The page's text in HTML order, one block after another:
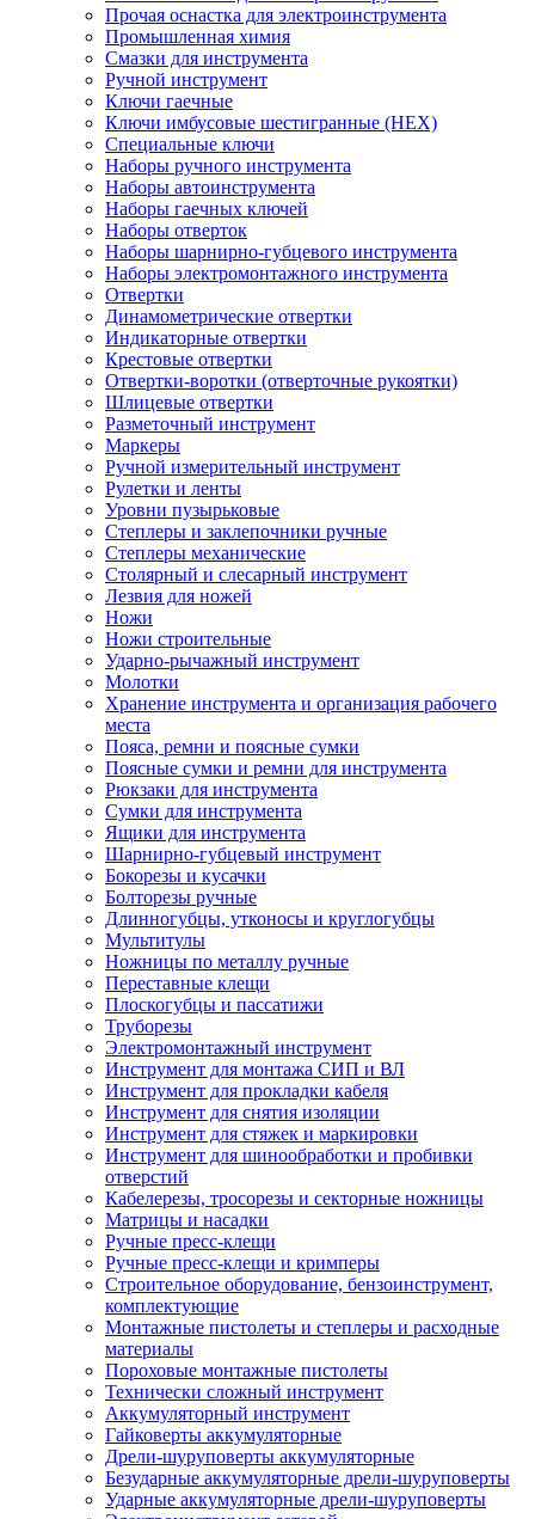
Прочая оснастка для электроинструмента
Промышленная химия
Смазки для инструмента
Ручной инструмент
Ключи гаечные
Ключи имбусовые шестигранные (HEX)
Специальные ключи
Наборы ручного инструмента
Наборы автоинструмента
Наборы гаечных ключей
Наборы отверток
Наборы шарнирно-губцевого инструмента
Наборы электромонтажного инструмента
Отвертки
Динамометрические отвертки
Индикаторные отвертки
Крестовые отвертки
Отвертки-воротки (отверточные рукоятки)
Шлицевые отвертки
Разметочный инструмент
Маркеры
Ручной измерительный инструмент
Рулетки и ленты
Уровни пузырьковые
Степлеры и заклепочники ручные
Степлеры механические
Столярный и слесарный инструмент
Лезвия для ножей
Ножи
Ножи строительные
Ударно-рычажный инструмент
Молотки
Хранение инструмента и организация рабочего
места
Пояса, ремни и поясные сумки
Поясные сумки и ремни для инструмента
Рюкзаки для инструмента
Сумки для инструмента
Ящики для инструмента
Шарнирно-губцевый инструмент
Бокорезы и кусачки
Болторезы ручные
Длинногубцы, утконосы и круглогубцы
Мультитулы
Ножницы по металлу ручные
Переставные клещи
Плоскогубцы и пассатижи
Труборезы
Электромонтажный инструмент
Инструмент для монтажа СИП и ВЛ
Инструмент для прокладки кабеля
Инструмент для снятия изоляции
Инструмент для стяжек и маркировки
Инструмент для шинообработки и пробивки
отверстий
Кабелерезы, тросорезы и секторные ножницы
Матрицы и насадки
Ручные пресс-клещи
Ручные пресс-клещи и кримперы
Строительное оборудование, бензоинструмент,
комплектующие
Монтажные пистолеты и степлеры и расходные
материалы
Пороховые монтажные пистолеты
Технически сложный инструмент
Аккумуляторный инструмент
Гайковерты аккумуляторные
Дрели-шуруповерты аккумуляторные
Безударные аккумуляторные дрели-шуруповерты
Ударные аккумуляторные дрели-шуруповерты